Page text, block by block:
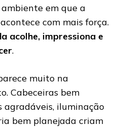
em que a
com mais força.
acolhe, impressiona e
.
muito na
Cabeceiras bem
agradáveis, iluminação
bem planejada criam